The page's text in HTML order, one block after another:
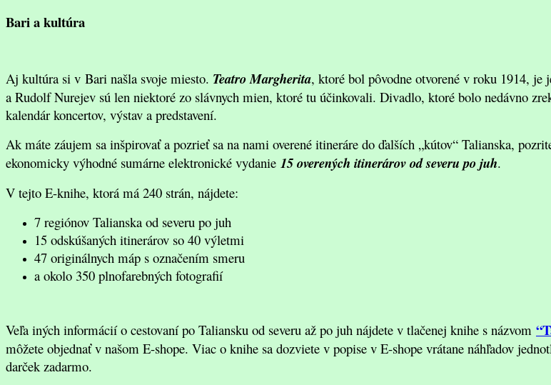
Bari a kultúra
Aj kultúra si v Bari našla svoje miesto. Teatro Margherita, ktoré bol pôvodne otvorené v roku 1914, je
a Rudolf Nurejev sú len niektoré zo slávnych mien, ktoré tu účinkovali. Divadlo, ktoré bolo nedávno
kalendár koncertov, výstav a predstavení.
Ak máte záujem sa inšpirovať a pozrieť sa na nami overené itineráre do ďalších „kútov“ Talianska,
ekonomicky výhodné sumárne elektronické vydanie 15 overených itinerárov od severu po juh.
V tejto E-knihe, ktorá má 240 strán, nájdete:
7 regiónov Talianska od severu po juh
15 odskúšaných itinerárov so 40 výletmi
47 originálnych máp s označením smeru
a okolo 350 plnofarebných fotografií
Veľa iných informácií o cestovaní po Taliansku od severu až po juh nájdete v tlačenej knihe s názvom
môžete objednať v našom E-shope. Viac o knihe sa dozviete v popise v E-shope vrátane náhľadov
darček zadarmo.